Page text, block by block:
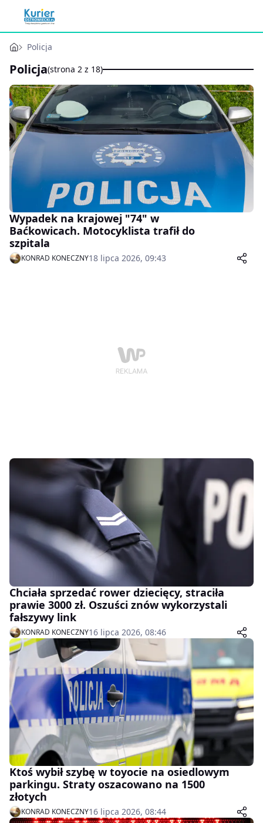
Policja
Policja(strona 2 z 18)
Wypadek na krajowej "74" w
Baćkowicach. Motocyklista trafił do
szpitala
KONRAD KONECZNY18 lipca 2026, 09:43
Chciała sprzedać rower dziecięcy, straciła
prawie 3000 zł. Oszuści znów wykorzystali
fałszywy link
KONRAD KONECZNY16 lipca 2026, 08:46
Ktoś wybił szybę w toyocie na osiedlowym
parkingu. Straty oszacowano na 1500
złotych
KONRAD KONECZNY16 lipca 2026, 08:44